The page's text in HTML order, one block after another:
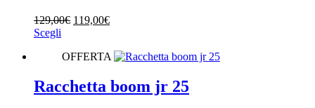
129,00€ Il
era:
119,00€Il
è:
Scegli
ha
varianti.
Le
OFFERTA
Racchetta boom jr 25